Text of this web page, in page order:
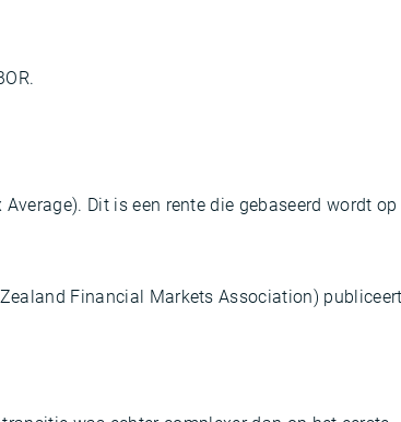
Dit is een rente die gebaseerd wordt op
Financial Markets Association)